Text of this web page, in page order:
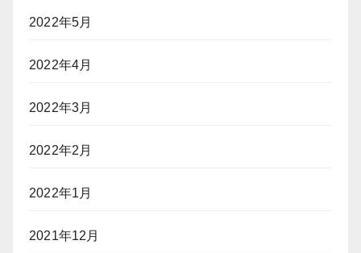
2022年5月
2022年4月
2022年3月
2022年2月
2022年1月
2021年12月